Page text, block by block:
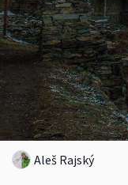
Aleš Rajský